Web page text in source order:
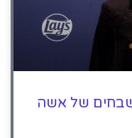
של אשה